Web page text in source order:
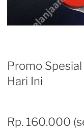
Promo Spesial
Hari Ini
Rp. 160.000